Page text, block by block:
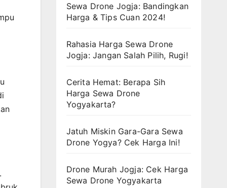
Sewa Drone Jogja: Bandingkan
Harga & Tips Cuan 2024!
Rahasia Harga Sewa Drone
Jogja: Jangan Salah Pilih, Rugi!
Cerita Hemat: Berapa Sih
Harga Sewa Drone
Yogyakarta?
Jatuh Miskin Gara-Gara Sewa
Drone Yogya? Cek Harga Ini!
Drone Murah Jogja: Cek Harga
Sewa Drone Yogyakarta